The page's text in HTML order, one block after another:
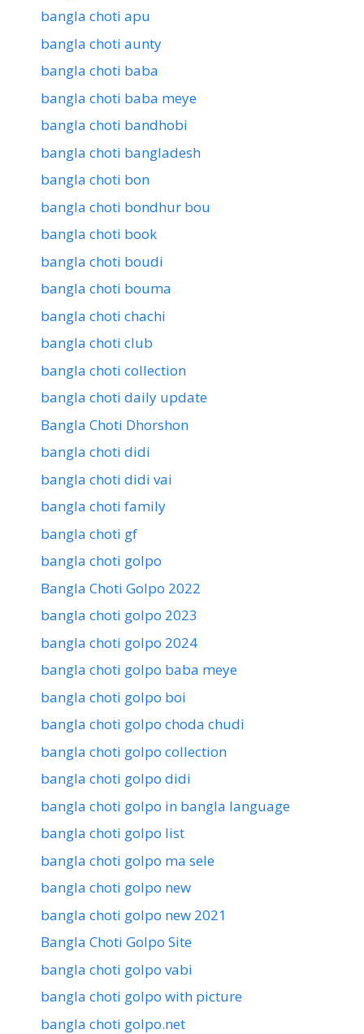
bangla choti apu
bangla choti aunty
bangla choti baba
bangla choti baba meye
bangla choti bandhobi
bangla choti bangladesh
bangla choti bon
bangla choti bondhur bou
bangla choti book
bangla choti boudi
bangla choti bouma
bangla choti chachi
bangla choti club
bangla choti collection
bangla choti daily update
Bangla Choti Dhorshon
bangla choti didi
bangla choti didi vai
bangla choti family
bangla choti gf
bangla choti golpo
Bangla Choti Golpo 2022
bangla choti golpo 2023
bangla choti golpo 2024
bangla choti golpo baba meye
bangla choti golpo boi
bangla choti golpo choda chudi
bangla choti golpo collection
bangla choti golpo didi
bangla choti golpo in bangla language
bangla choti golpo list
bangla choti golpo ma sele
bangla choti golpo new
bangla choti golpo new 2021
Bangla Choti Golpo Site
bangla choti golpo vabi
bangla choti golpo with picture
bangla choti golpo.net